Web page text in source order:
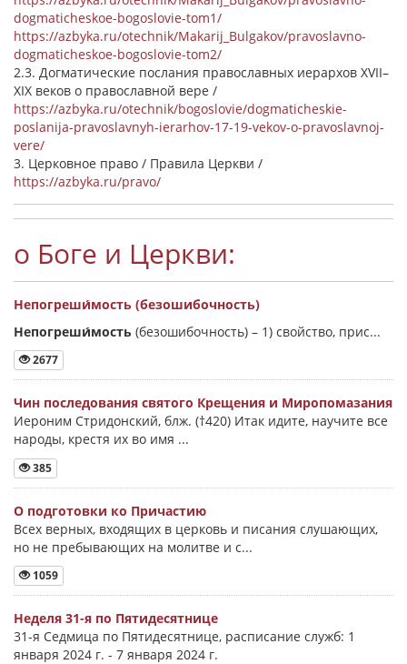
dogmaticheskoe-bogoslovie-tom1/
https://azbyka.ru/otechnik/Makarij_Bulgakov/pravoslavno-
dogmaticheskoe-bogoslovie-tom2/
2.3. Догматические послания православных иерархов XVII–
XIX веков о православной вере /
https://azbyka.ru/otechnik/bogoslovie/dogmaticheskie-
poslanija-pravoslavnyh-ierarhov-17-19-vekov-o-pravoslavnoj-
vere/
3. Церковное право / Правила Церкви /
https://azbyka.ru/pravo/
о Боге и Церкви:
Непогреши́мость (безошибочность)
Непогреши́мость (безошибочность) – 1) свойство, прис...
2677
Чин последования святого Крещения и Миропомазания
Иероним Стридонский, блж. (†420) Итак идите, научите все
народы, крестя их во имя ...
385
О подготовки ко Причастию
Всех верных, входящих в церковь и писания слушающих,
но не пребывающих на молитве и с...
1059
Неделя 31-я по Пятидесятнице
31-я Седмица по Пятидесятнице, расписание служб: 1
января 2024 г. - 7 января 2024 г.